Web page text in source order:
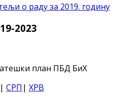
о раду за 2019. годину
2023
план ПБД БиХ
| СРП | ХРВ